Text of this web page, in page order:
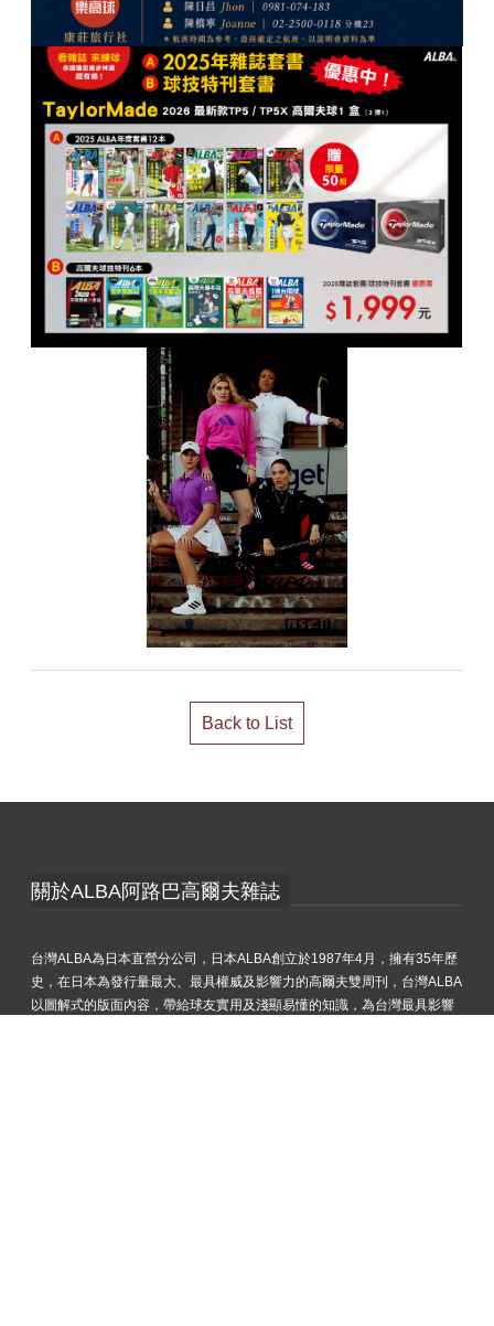
Back to List
關於ALBA阿路巴高爾夫雜誌
台灣ALBA為日本直營分公司，日本ALBA創立於1987年4月，擁有35年歷
史，在日本為發行量最大、最具權威及影響力的高爾夫雙周刊，台灣ALBA
以圖解式的版面內容，帶給球友實用及淺顯易懂的知識，為台灣最具影響